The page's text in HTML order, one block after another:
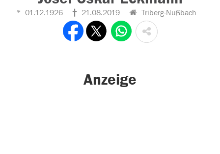
01.12.1926 21.08.2019 Triberg-Nußbach
Anzeige